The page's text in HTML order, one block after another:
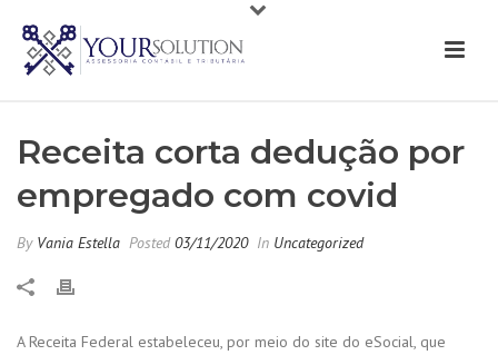
Receita corta dedução por
empregado com covid
By Vania Estella Posted03/11/2020 In Uncategorized
A Receita Federal estabeleceu, por meio do site do eSocial, que